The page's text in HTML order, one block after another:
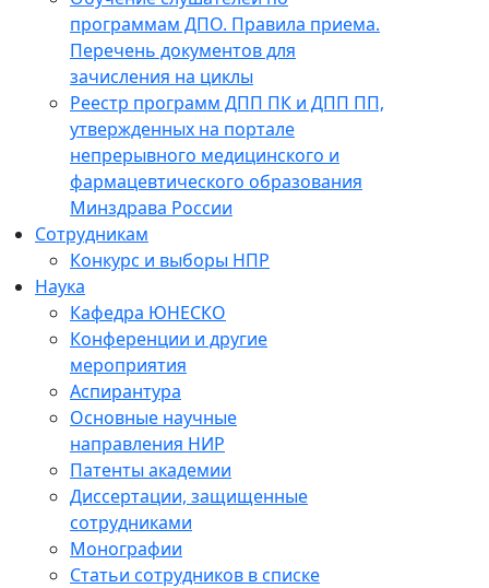
программам ДПО. Правила приема.
Перечень документов для
зачисления на циклы
Реестр программ ДПП ПК и ДПП ПП,
утвержденных на портале
непрерывного медицинского и
фармацевтического образования
Минздрава России
Сотрудникам
Конкурс и выборы НПР
Наука
Кафедра ЮНЕСКО
Конференции и другие
мероприятия
Аспирантура
Основные научные
направления НИР
Патенты академии
Диссертации, защищенные
сотрудниками
Монографии
Статьи сотрудников в списке